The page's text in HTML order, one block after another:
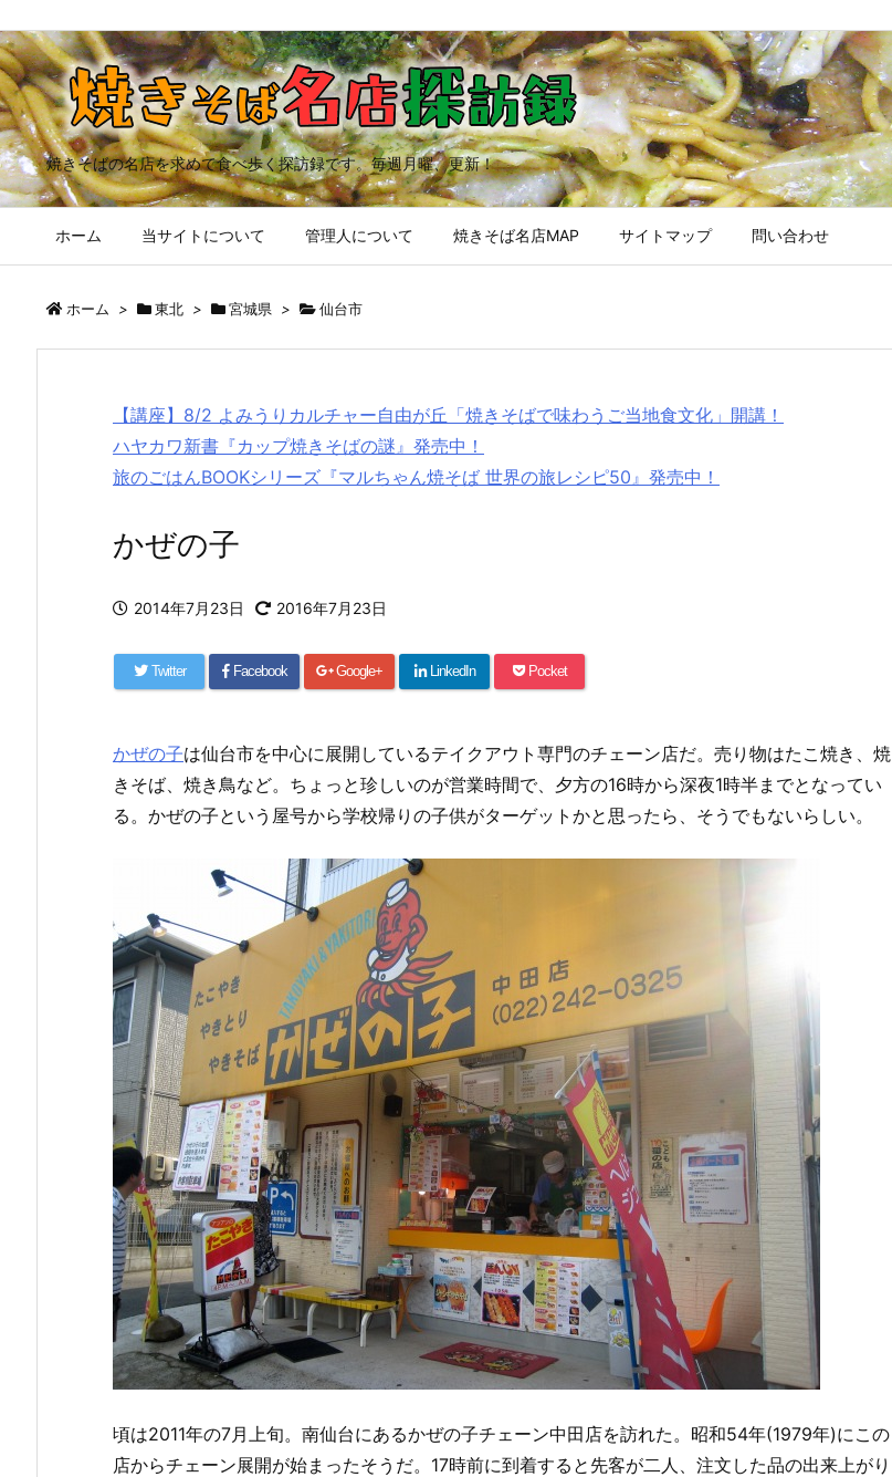
焼きそばの名店を求めて食べ歩く探訪録です。毎週月曜、更新！
ホーム 当サイトについて 管理人について 焼きそば名店MAP サイトマップ 問い合わせ
ホーム > 東北 > 宮城県 > 仙台市
【講座】8/2 よみうりカルチャー自由が丘「焼きそばで味わうご当地食文化」開講！
ハヤカワ新書『カップ焼きそばの謎』発売中！
旅のごはんBOOKシリーズ『マルちゃん焼そば 世界の旅レシピ50』発売中！
かぜの子
2014年7月23日 2016年7月23日
Twitter Facebook Google+ LinkedIn Pocket
かぜの子は仙台市を中心に展開しているテイクアウト専門のチェーン店だ。売り物はたこ焼き、焼
きそば、焼き鳥など。ちょっと珍しいのが営業時間で、夕方の16時から深夜1時半までとなってい
る。かぜの子という屋号から学校帰りの子供がターゲットかと思ったら、そうでもないらしい。
頃は2011年の7月上旬。南仙台にあるかぜの子チェーン中田店を訪れた。昭和54年(1979年)にこの
店からチェーン展開が始まったそうだ。17時前に到着すると先客が二人、注文した品の出来上がり